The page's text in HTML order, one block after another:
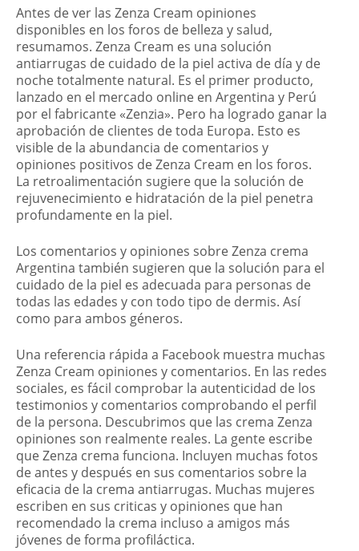
Antes de ver las Zenza Cream opiniones
disponibles en los foros de belleza y salud,
resumamos. Zenza Cream es una solución
antiarrugas de cuidado de la piel activa de día y de
noche totalmente natural. Es el primer producto,
lanzado en el mercado online en Argentina y Perú
por el fabricante «Zenzia». Pero ha logrado ganar la
aprobación de clientes de toda Europa. Esto es
visible de la abundancia de comentarios y
opiniones positivos de Zenza Cream en los foros.
La retroalimentación sugiere que la solución de
rejuvenecimiento e hidratación de la piel penetra
profundamente en la piel.
Los comentarios y opiniones sobre Zenza crema
Argentina también sugieren que la solución para el
cuidado de la piel es adecuada para personas de
todas las edades y con todo tipo de dermis. Así
como para ambos géneros.
Una referencia rápida a Facebook muestra muchas
Zenza Cream opiniones y comentarios. En las redes
sociales, es fácil comprobar la autenticidad de los
testimonios y comentarios comprobando el perfil
de la persona. Descubrimos que las crema Zenza
opiniones son realmente reales. La gente escribe
que Zenza crema funciona. Incluyen muchas fotos
de antes y después en sus comentarios sobre la
eficacia de la crema antiarrugas. Muchas mujeres
escriben en sus criticas y opiniones que han
recomendado la crema incluso a amigos más
jóvenes de forma profiláctica.